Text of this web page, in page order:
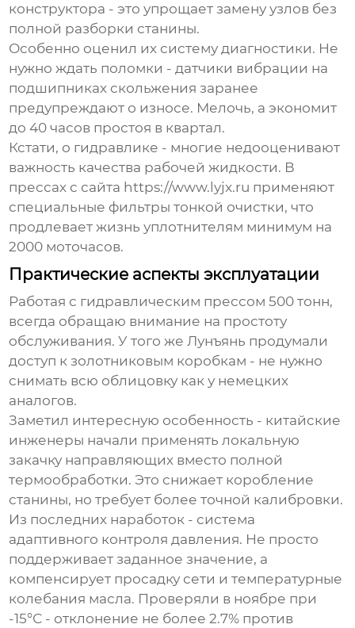
конструктора - это упрощает замену узлов без
полной разборки станины.
Особенно оценил их систему диагностики. Не
нужно ждать поломки - датчики вибрации на
подшипниках скольжения заранее
предупреждают о износе. Мелочь, а экономит
до 40 часов простоя в квартал.
Кстати, о гидравлике - многие недооценивают
важность качества рабочей жидкости. В
прессах с сайта https://www.lyjx.ru применяют
специальные фильтры тонкой очистки, что
продлевает жизнь уплотнителям минимум на
2000 моточасов.
Практические аспекты эксплуатации
Работая с гидравлическим прессом 500 тонн,
всегда обращаю внимание на простоту
обслуживания. У того же Лунъянь продумали
доступ к золотниковым коробкам - не нужно
снимать всю облицовку как у немецких
аналогов.
Заметил интересную особенность - китайские
инженеры начали применять локальную
закачку направляющих вместо полной
термообработки. Это снижает коробление
станины, но требует более точной калибровки.
Из последних наработок - система
адаптивного контроля давления. Не просто
поддерживает заданное значение, а
компенсирует просадку сети и температурные
колебания масла. Проверяли в ноябре при
-15°С - отклонение не более 2.7% против